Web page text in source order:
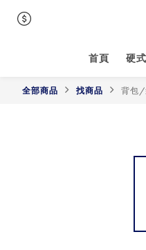
首頁 硬
全部商品 找商品 背包/